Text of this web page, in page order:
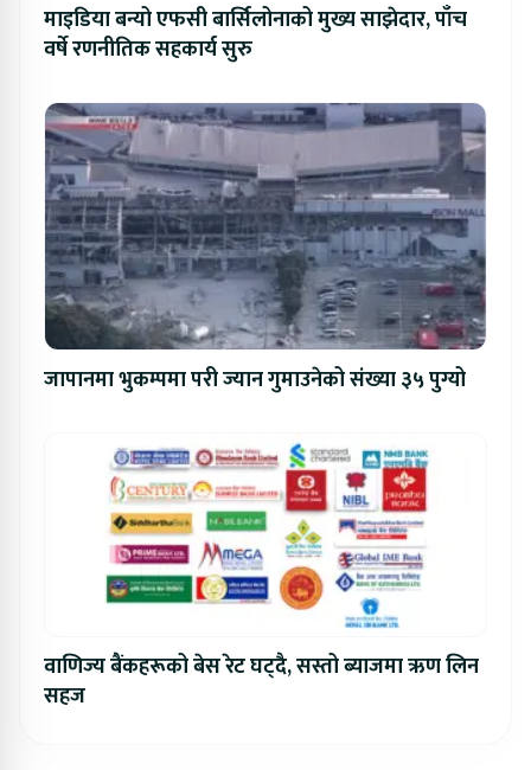
माइडिया बन्यो एफसी बार्सिलोनाको मुख्य साझेदार, पाँच
वर्षे रणनीतिक सहकार्य सुरु
जापानमा भुकम्पमा परी ज्यान गुमाउनेको संख्या ३५ पुग्यो
वाणिज्य बैंकहरूको बेस रेट घट्दै, सस्तो ब्याजमा ऋण लिन
सहज